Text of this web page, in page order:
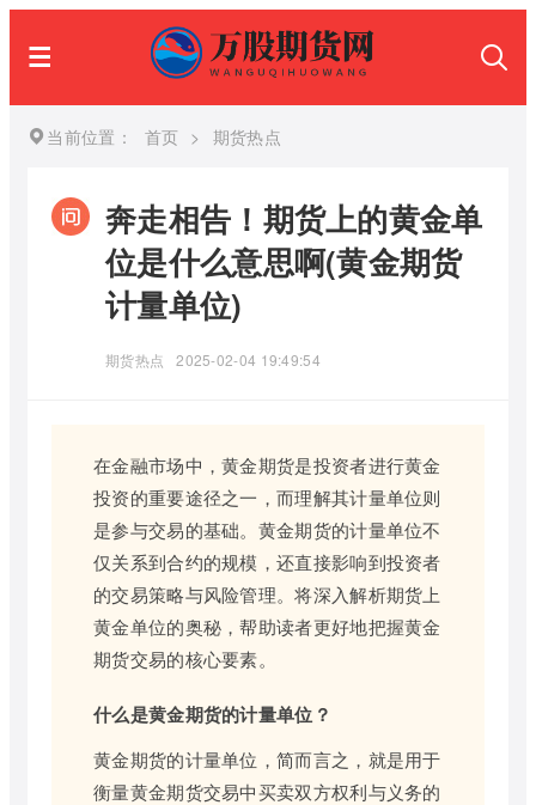
当前位置： 首页 > 期货热点
奔走相告！期货上的黄金单
位是什么意思啊(黄金期货
计量单位)
期货热点 2025-02-04 19:49:54
在金融市场中，黄金期货是投资者进行黄金
投资的重要途径之一，而理解其计量单位则
是参与交易的基础。黄金期货的计量单位不
仅关系到合约的规模，还直接影响到投资者
的交易策略与风险管理。将深入解析期货上
黄金单位的奥秘，帮助读者更好地把握黄金
期货交易的核心要素。
什么是黄金期货的计量单位？
黄金期货的计量单位，简而言之，就是用于
衡量黄金期货交易中买卖双方权利与义务的